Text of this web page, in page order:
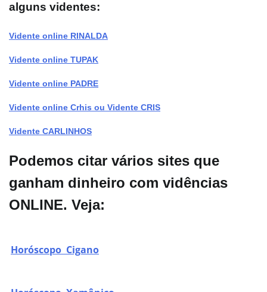
alguns videntes:
Vidente online RINALDA
Vidente online TUPAK
Vidente online PADRE
Vidente online Crhis ou Vidente CRIS
Vidente CARLINHOS
Podemos citar vários sites que
ganham dinheiro com vidências
ONLINE. Veja:
Horóscopo Cigano